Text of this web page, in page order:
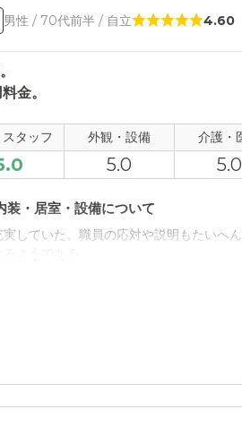
男性 / 70代前半 / 自立 4.60
金。
タッフ 外観・設備 介護・
5.0 5.0
装・居室・設備について
していた。職員の応対や説明もたいへ
がネックとなるのではないか。年金のほ